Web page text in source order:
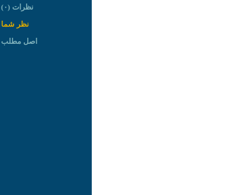
نظرات (۰)
نظر شما
اصل مطلب